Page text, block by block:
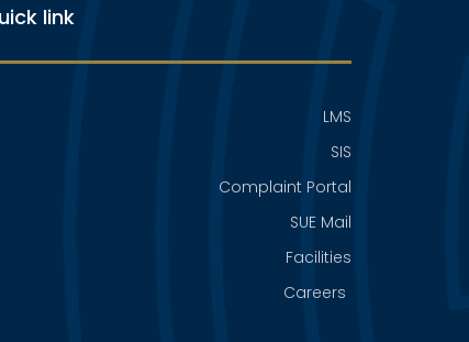
link
LMS
SIS
Complaint Portal
SUE Mail
Facilities
Careers